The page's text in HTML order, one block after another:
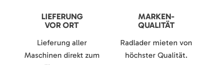
LIEFERUNG
VOR ORT
Lieferung aller
Maschinen direkt zum
MARKEN-
QUALITÄT
Radlader mieten von
höchster Qualität.